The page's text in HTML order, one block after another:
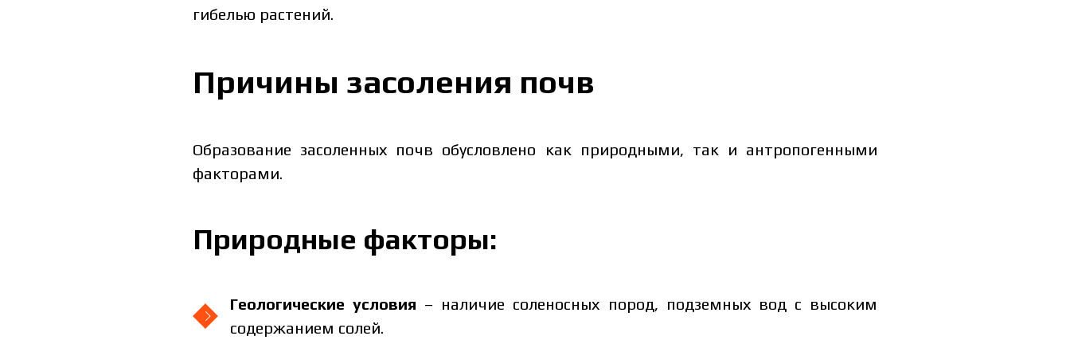
гибелью растений.
Причины засоления почв
Образование засоленных почв обусловлено как природными, так и антропогенными
факторами.
Природные факторы:
Геологические условия – наличие соленосных пород, подземных вод с высоким
содержанием солей.